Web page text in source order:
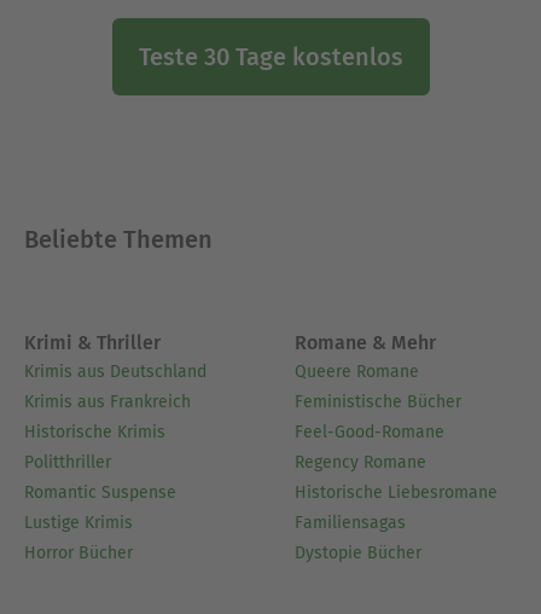
Teste 30 Tage kostenlos
Beliebte Themen
Krimi & Thriller
Krimis aus Deutschland
Krimis aus Frankreich
Historische Krimis
Politthriller
Romantic Suspense
Lustige Krimis
Horror Bücher
Romane & Mehr
Queere Romane
Feministische Bücher
Feel-Good-Romane
Regency Romane
Historische Liebesromane
Familiensagas
Dystopie Bücher